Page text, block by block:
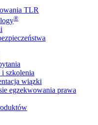
TLR
®
szkolenia
wiązki
egzekwowania prawa